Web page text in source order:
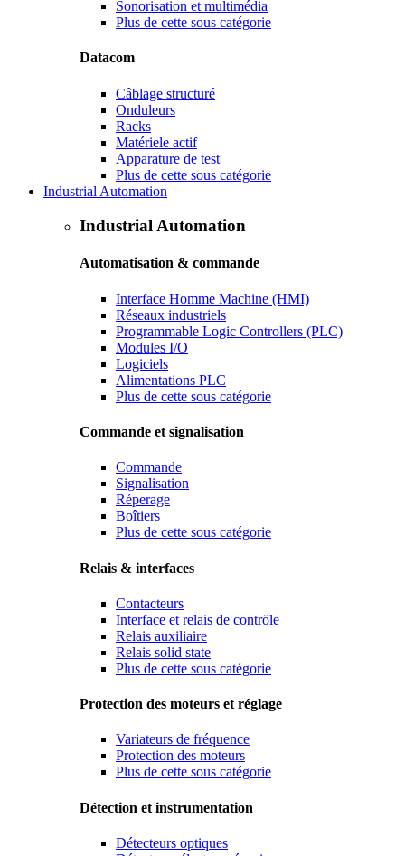
Sonorisation et multimédia
Plus de cette sous catégorie
Datacom
Câblage structuré
Onduleurs
Racks
Matériele actif
Apparature de test
Plus de cette sous catégorie
Industrial Automation
Industrial Automation
Automatisation & commande
Interface Homme Machine (HMI)
Réseaux industriels
Programmable Logic Controllers (PLC)
Modules I/O
Logiciels
Alimentations PLC
Plus de cette sous catégorie
Commande et signalisation
Commande
Signalisation
Réperage
Boîtiers
Plus de cette sous catégorie
Relais & interfaces
Contacteurs
Interface et relais de contröle
Relais auxiliaire
Relais solid state
Plus de cette sous catégorie
Protection des moteurs et réglage
Variateurs de fréquence
Protection des moteurs
Plus de cette sous catégorie
Détection et instrumentation
Détecteurs optiques